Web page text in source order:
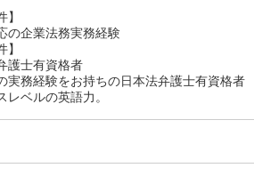
】
の企業法務実務経験
】
護士有資格者
実務経験をお持ちの日本法弁護士有資格者
レベルの英語力。